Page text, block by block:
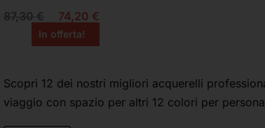
87,30€ 74,20 €
In offerta!
Scopri 12 dei nostri migliori acquerelli
viaggio con spazio per altri 12 colori per